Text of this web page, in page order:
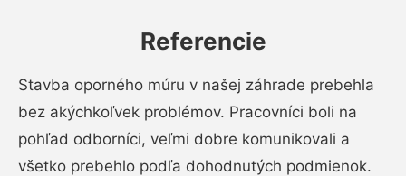
Referencie
Stavba oporného múru v našej záhrade prebehla
bez akýchkoľvek problémov. Pracovníci boli na
pohľad odborníci, veľmi dobre komunikovali a
všetko prebehlo podľa dohodnutých podmienok.